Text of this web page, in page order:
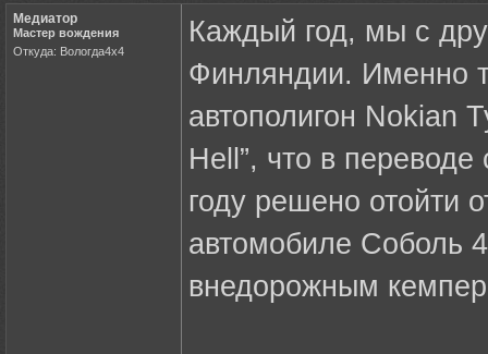
Медиатор
Мастер вождения
Откуда: Вологда4х4
Каждый год, мы с
Финляндии. Именно
автополигон Nokian
Hell”, что в
году решено отойти
автомобиле Соболь
внедорожным